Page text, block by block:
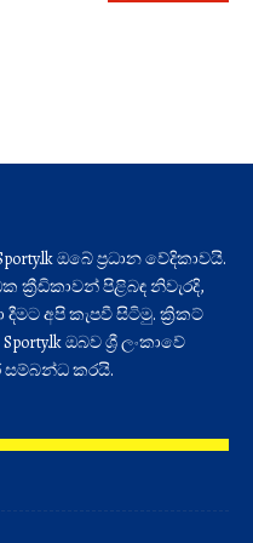
ඔබේ ප්‍රධාන වේදිකාවයි.
ක්‍රීඩිකාවන් පිළිබඳ නිවැරදි,
අපි කැපවී සිටිමු. ක්‍රිකට්
ඔබව ශ්‍රී ලංකාවේ
සම්බන්ධ කරයි.